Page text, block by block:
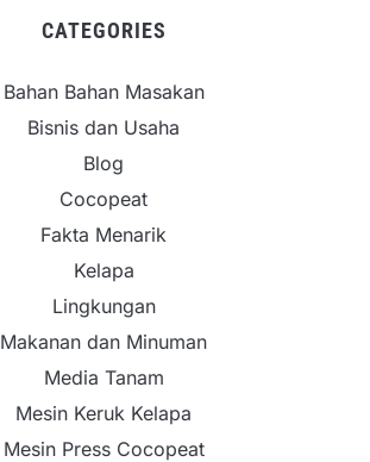
CATEGORIES
Bahan Bahan Masakan
Bisnis dan Usaha
Blog
Cocopeat
Fakta Menarik
Kelapa
Lingkungan
Makanan dan Minuman
Media Tanam
Mesin Keruk Kelapa
Mesin Press Cocopeat